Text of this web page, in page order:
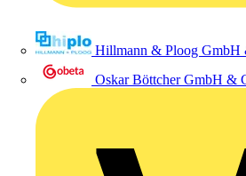
Hillmann & Ploog GmbH
Oskar Böttcher GmbH &